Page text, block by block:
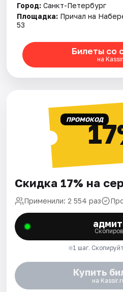
Город: Санкт-Петербург
Площадка: Причал на
53
Билеты со
на
ПРОМОКОД
Скидка 17% на
Применили: 2 554 раз
1 шаг.
Купить
на